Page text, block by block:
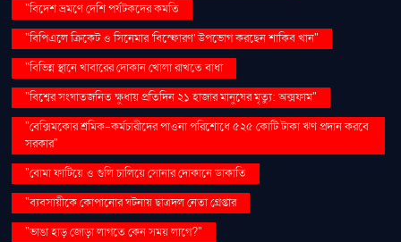
"বিদেশ ভ্রমণে দেশি পর্যটকদের কমতি
"বিপিএলে ক্রিকেট ও সিনেমার 'বিস্ফোরণ' উপভোগ করছেন শাকিব খান"
"বিভিন্ন স্থানে খাবারের দোকান খোলা রাখতে বাধা
"বিশ্বের সংঘাতজনিত ক্ষুধায় প্রতিদিন ২১ হাজার মানুষের মৃত্যু: অক্সফাম"
"বেক্সিমকোর শ্রমিক-কর্মচারীদের পাওনা পরিশোধে ৫২৫ কোটি টাকা ঋণ প্রদান করবে
সরকার"
"বোমা ফাটিয়ে ও গুলি চালিয়ে সোনার দোকানে ডাকাতি
"ব্যবসায়ীকে কোপানোর ঘটনায় ছাত্রদল নেতা গ্রেপ্তার
"ভাঙা হাড় জোড়া লাগতে কেন সময় লাগে?"